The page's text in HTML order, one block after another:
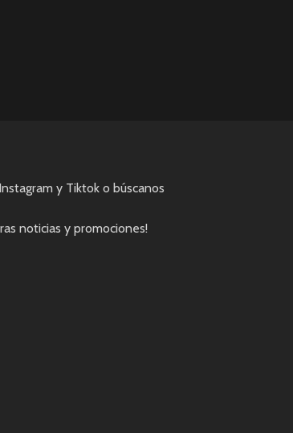
y Tiktok o búscanos
noticias y promociones!